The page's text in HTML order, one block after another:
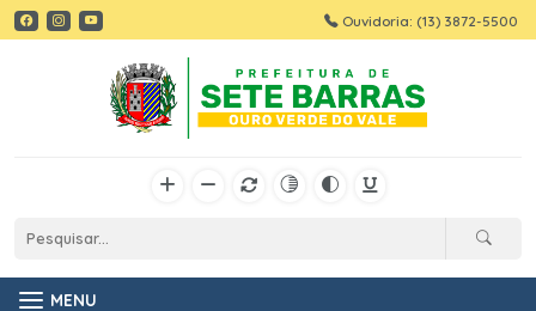
Ouvidoria: (13) 3872-5500
MENU